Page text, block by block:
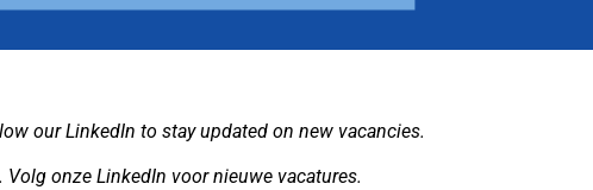
our LinkedIn to stay updated on new vacancies.
onze LinkedIn voor nieuwe vacatures.